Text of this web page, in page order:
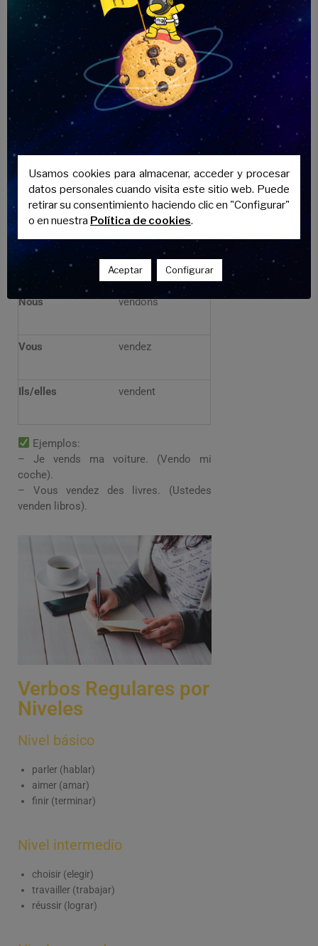
(la 3ª persona singular no lleva
terminación visible).
Ejemplo con el verbo vendre
Pronombre Conjugación
Je vends
Tu vends
Il/elle/on vend
Nous vendons
Vous vendez
Ils/elles vendent
Ejemplos:
– Je vends ma voiture. (Vendo mi
coche).
– Vous vendez des livres. (Ustedes
venden libros).
Verbos Regulares por
Niveles
Nivel básico
parler (hablar)
aimer (amar)
finir (terminar)
Nivel intermedio
choisir (elegir)
travailler (trabajar)
réussir (lograr)
Usamos cookies para almacenar, acceder y procesar
datos personales cuando visita este sitio web. Puede
retirar su consentimiento haciendo clic en "Configurar"
o en nuestra Política de cookies.
Aceptar Configurar